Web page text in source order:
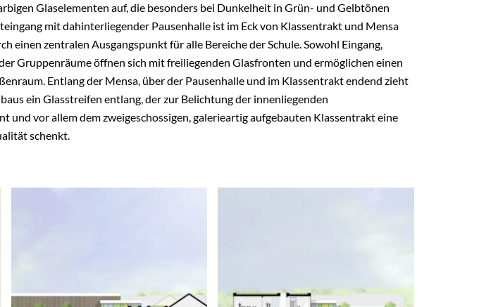
Glaselementen auf, die besonders bei Dunkelheit in Grün- und Gelbtönen
mit dahinterliegender Pausenhalle ist im Eck von Klassentrakt und Mensa
einen zentralen Ausgangspunkt für alle Bereiche der Schule. Sowohl Eingang,
Gruppenräume öffnen sich mit freiliegenden Glasfronten und ermöglichen einen
Entlang der Mensa, über der Pausenhalle und im Klassentrakt endend zieht
ein Glasstreifen entlang, der zur Belichtung der innenliegenden
und vor allem dem zweigeschossigen, galerieartig aufgebauten Klassentrakt eine
schenkt.